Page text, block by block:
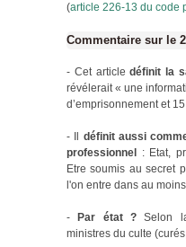
(article 226-13 du code
Commentaire sur le
- Cet articledéfinit la
révélerait « une
d’emprisonnement et
- Il définit aussi
professionnel
: Etat,
Etre soumis au secret
l'on entre dans au
- Par état ? Selon
ministres du culte